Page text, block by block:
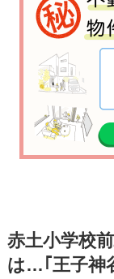
赤土小学校
は…｢王子神